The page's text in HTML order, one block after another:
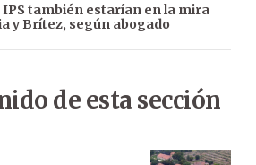
IPS también estarían en la mira
y Brítez, según abogado
de esta sección